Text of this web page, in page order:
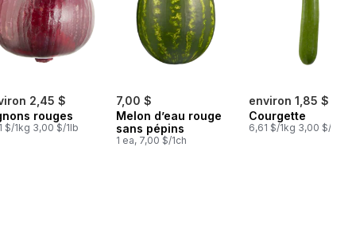
2,45 $
rouges
$/1kg 3,00 $/1lb
7,00 $
Melon d’eau rouge
sans pépins
1 ea, 7,00 $/1ch
environ 1,85 $
Courgette
6,61 $/1kg 3,00 $/1lb